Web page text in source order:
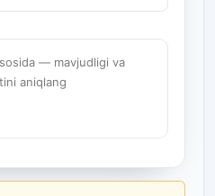
— mavjudligi va
aniqlang